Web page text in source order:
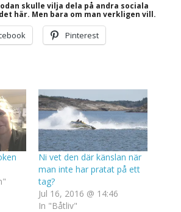
skulle vilja dela på andra sociala
här. Men bara om man verkligen vill.
Pinterest
Ni vet den där känslan när
man inte har pratat på ett
tag?
Jul 16, 2016 @ 14:46
In "Båtliv"